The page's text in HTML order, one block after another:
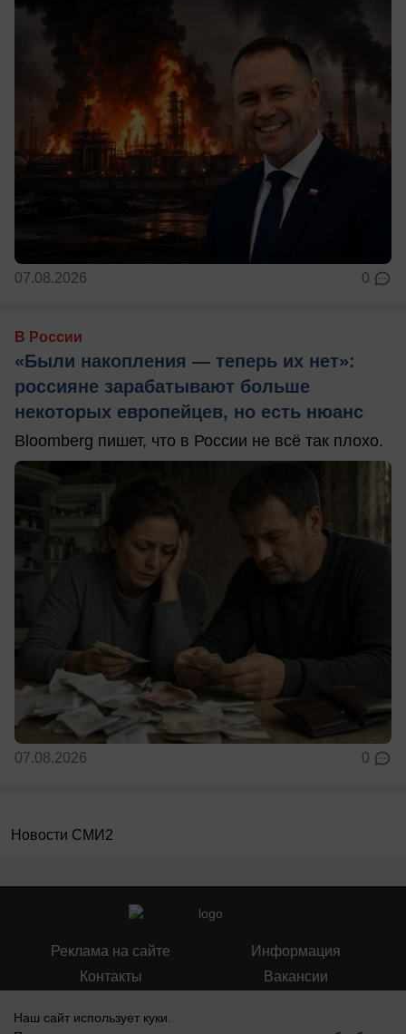
07.08.2026 0
В России
«Были накопления — теперь их нет»:
россияне зарабатывают больше
некоторых европейцев, но есть нюанс
Bloomberg пишет, что в России не всё так плохо.
07.08.2026 0
Новости СМИ2
Реклама на сайте
Контакты
Информация
Вакансии
Наш сайт использует куки.